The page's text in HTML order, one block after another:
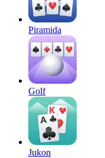
Piramida
Golf
Jukon